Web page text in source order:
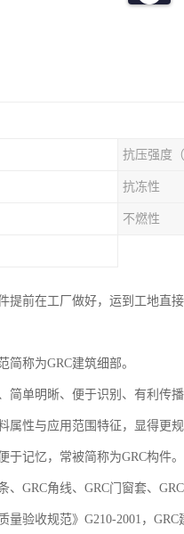
抗压强度（
抗冻性
不燃性
提前在工厂做好，运到工地直
简称为GRC建筑细部。
单明晰、便于识别、有利传
性与应用范围特征，显得更规
记忆，常被简称为GRC构件
GRC角线、GRC门窗套、
收规范》G210-2001，GRC